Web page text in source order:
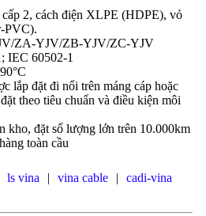
2, cách điện XLPE (HDPE), vỏ
PVC).
ZA-YJV/ZB-YJV/ZC-YJV
IEC 60502-1
lắp đặt đi nổi trên máng cáp hoặc
theo tiêu chuẩn và điều kiện môi
kho, đặt số lượng lớn trên 10.000km
toàn cầu
ls vina | vina cable | cadi-vina